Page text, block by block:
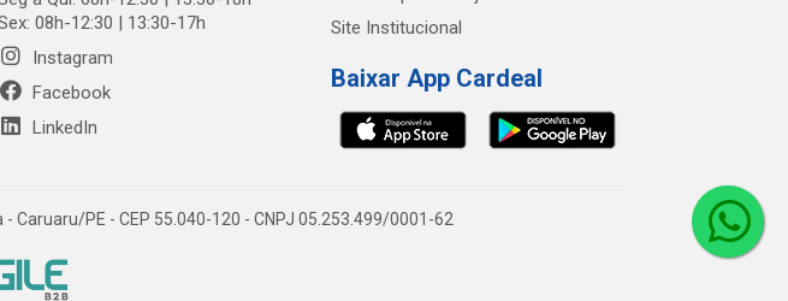
08h-12:30 | 13:30-17h
Instagram
Facebook
LinkedIn
Site Institucional
Baixar App Cardeal
Caruaru/PE - CEP 55.040-120 - CNPJ 05.253.499/0001-62